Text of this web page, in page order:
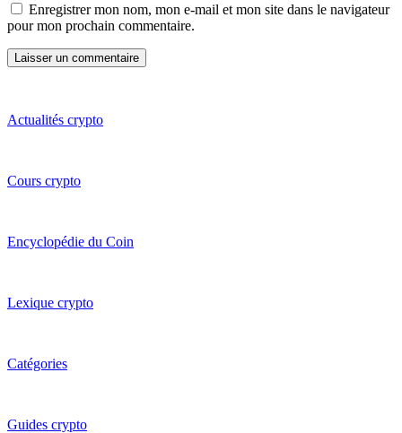
Enregistrer mon nom, mon e-mail et mon site dans le navigateur
pour mon prochain commentaire.
Actualités crypto
Cours crypto
Encyclopédie du Coin
Lexique crypto
Catégories
Guides crypto